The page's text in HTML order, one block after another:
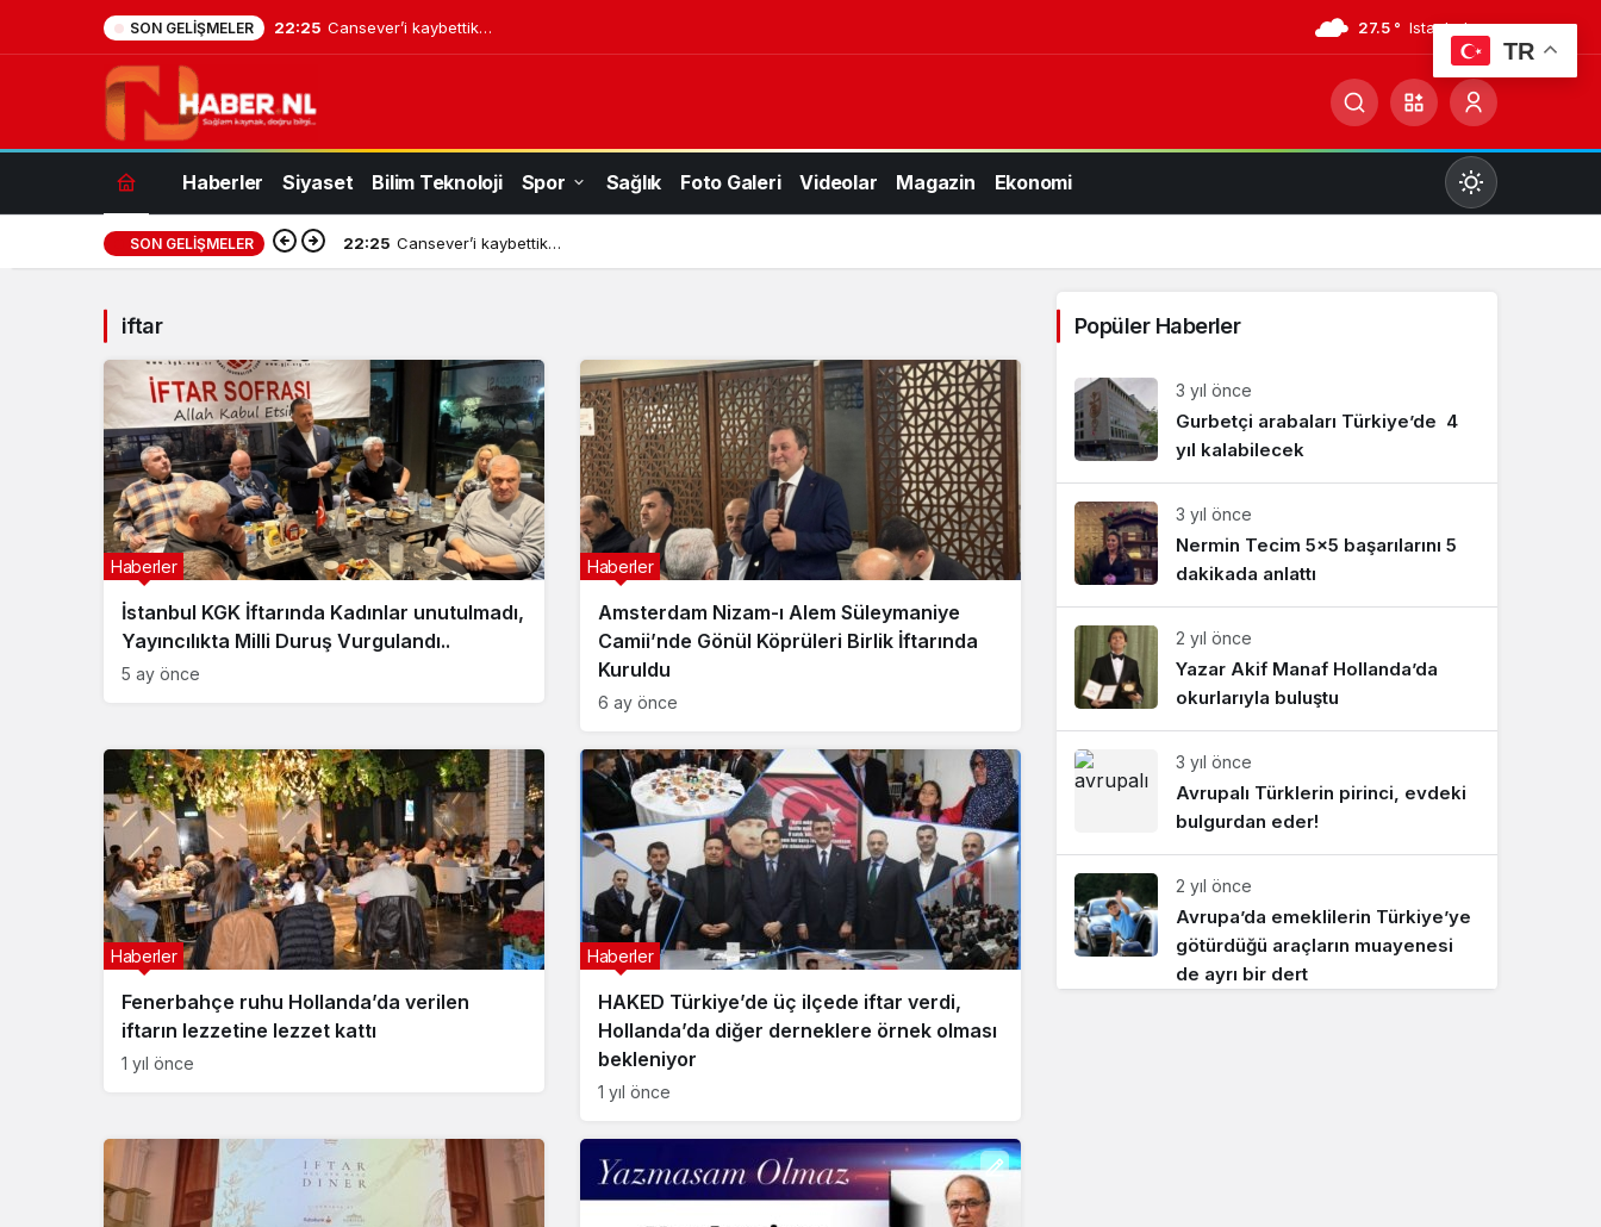
SON GELIŞMELER 22:25 Cansever’i kaybettik… 27.5 ° Istanbul
iftar
Haberleri
Haberler Siyaset Bilim Teknoloji Spor Sağlık Foto Galeri Videolar Magazin Ekonomi
Mod
değiştir
Gündüz modunu seçin.
Gece modunu seçin.
Sistem Modu
Sistem modunu seçin.
SON GELIŞMELER 22:25 Cansever’i kaybettik…
iftar
İstanbul KGK İftarında Kadınlar unutulmadı,
Yayıncılıkta Milli Duruş Vurgulandı..
Haberler
5 ay önce
Amsterdam Nizam-ı Alem Süleymaniye
Camii’nde Gönül Köprüleri Birlik İftarında
Kuruldu
Haberler
6 ay önce
Fenerbahçe ruhu Hollanda’da verilen
iftarın lezzetine lezzet kattı
Haberler
1 yıl önce
HAKED Türkiye’de üç ilçede iftar verdi,
Hollanda’da diğer derneklere örnek olması
bekleniyor
Haberler
1 yıl önce
Popüler Haberler
3 yıl önce
Gurbetçi arabaları Türkiye’de 4
yıl kalabilecek
3 yıl önce
Nermin Tecim 5×5 başarılarını 5
dakikada anlattı
2 yıl önce
Yazar Akif Manaf Hollanda’da
okurlarıyla buluştu
3 yıl önce
Avrupalı Türklerin pirinci, evdeki
bulgurdan eder!
2 yıl önce
Avrupa’da emeklilerin Türkiye’ye
götürdüğü araçların muayenesi
de ayrı bir dert
TR